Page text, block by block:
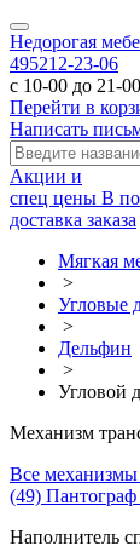
Недорогая
495212-23-06
с 10-00 до 21-
Перейти в
Написать
Акции и
спец цены В
доставка заказа
Мягкая
>
Угловые
>
Дельфин
>
Угловой
Механизм
Все механизмы
(49) Пантограф
Наполнитель